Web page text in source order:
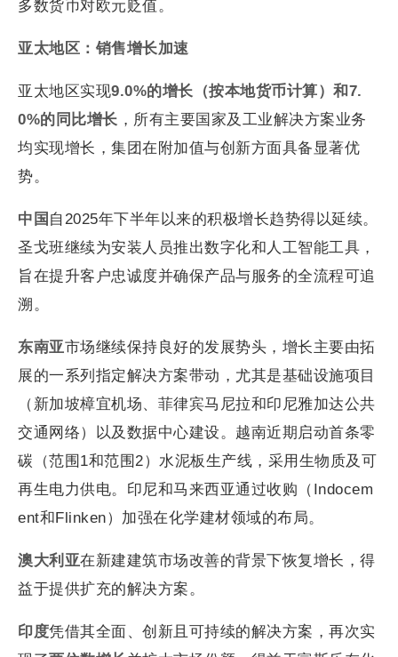
多数货币对欧元贬值。
亚太地区：销售增长加速
亚太地区实现9.0%的增长（按本地货币计算）和7.
0%的同比增长 ，所有主要国家及工业解决方案业务
均实现增长，集团在附加值与创新方面具备显著优
势。
中国 自2025年下半年以来的积极增长趋势得以延续。
圣戈班继续为安装人员推出数字化和人工智能工具，
旨在提升客户忠诚度并确保产品与服务的全流程可追
溯。
东南亚市场继续保持良好的发展势头，增长主要由拓
展的一系列指定解决方案带动，尤其是基础设施项目
（新加坡樟宜机场、菲律宾马尼拉和印尼雅加达公共
交通网络）以及数据中心建设。越南近期启动首条零
碳（范围1和范围2）水泥板生产线，采用生物质及可
再生电力供电。印尼和马来西亚通过收购（Indocem
ent和Flinken）加强在化学建材领域的布局。
澳大利亚在新建建筑市场改善的背景下恢复增长，得
益于提供扩充的解决方案。
印度凭借其全面、创新且可持续的解决方案，再次实